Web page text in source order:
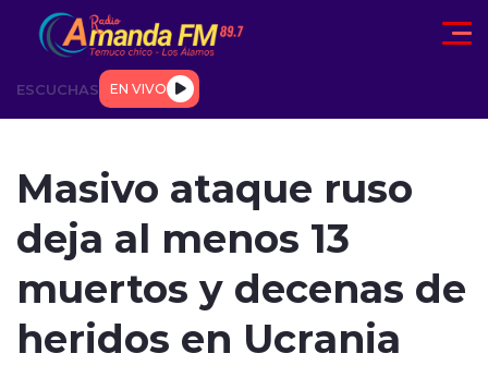
Click acá para ir directamente al contenido
ESCUCHAS EN VIVO
TENDENCIAS
modo claro
Masivo ataque ruso
deja al menos 13
muertos y decenas de
heridos en Ucrania